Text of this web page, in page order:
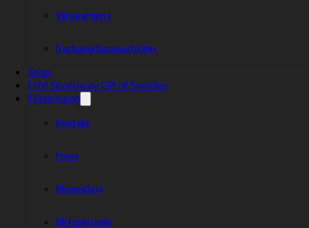
Våra partners
Dackarna Sponsorfolder
Shop
FIM Speedway GP of Sweden
Föreningen
Kontakt
Press
Bli medlem
Bli funktionär
Ålder: 21
Snitt: 1.535